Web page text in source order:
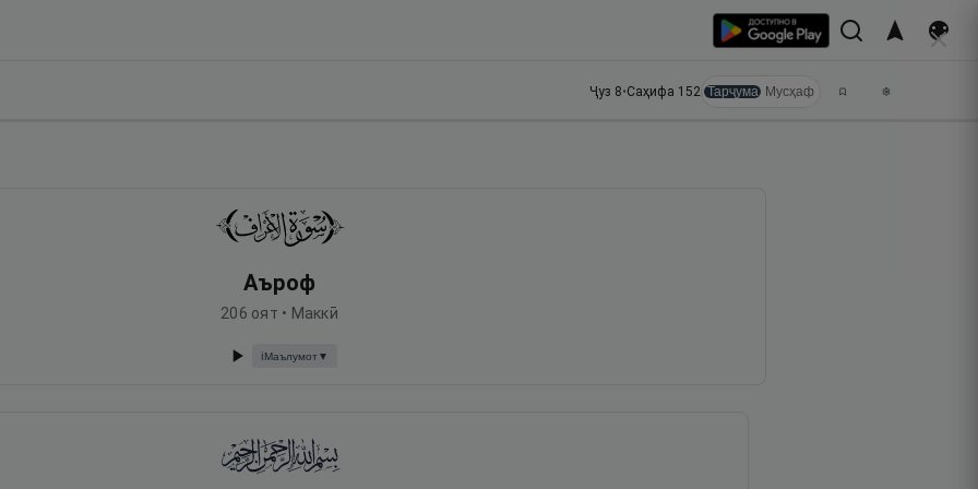
Ҷуз 8•Саҳифа 152 Тарҷума Мусҳаф
Аъроф
206 оят • Маккӣ
ℹ️Маълумот▼